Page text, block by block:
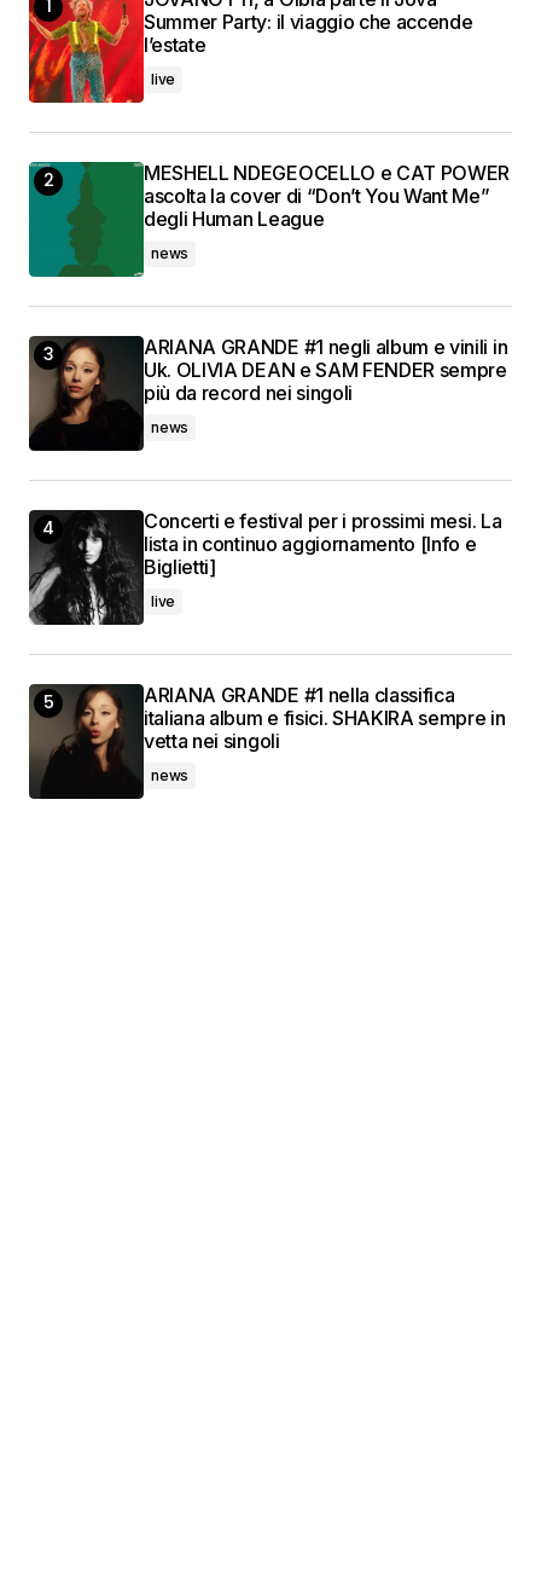
Summer Party: il viaggio che accende
l’estate
live
MESHELL NDEGEOCELLO e CAT POWER
ascolta la cover di “Don’t You Want Me”
degli Human League
news
ARIANA GRANDE #1 negli album e vinili in
Uk. OLIVIA DEAN e SAM FENDER sempre
più da record nei singoli
news
Concerti e festival per i prossimi mesi. La
lista in continuo aggiornamento [Info e
Biglietti]
live
ARIANA GRANDE #1 nella classifica
italiana album e fisici. SHAKIRA sempre in
vetta nei singoli
news